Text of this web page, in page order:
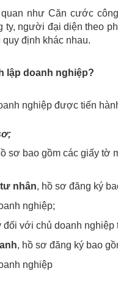
như Căn cước
ty, người đại diện theo
định khác nhau.
lập doanh nghiệp?
nghiệp được tiến
sơ bao gồm các giấy
nhân, hồ sơ đăng ký
nghiệp;
với chủ doanh nghiệp
, hồ sơ đăng ký bao
nghiệp